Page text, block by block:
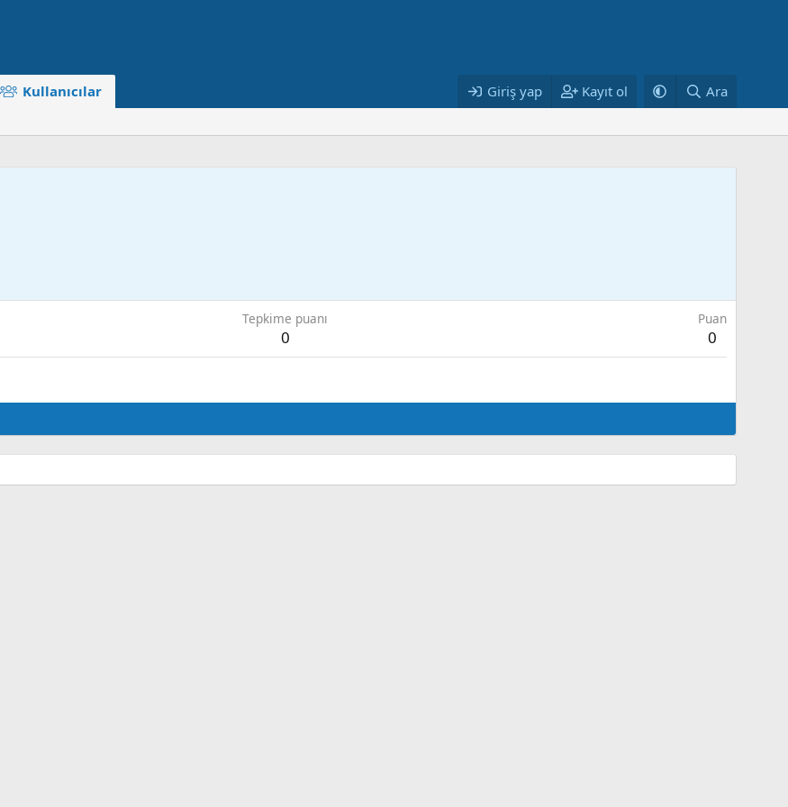
Kullanıcılar Giriş yap Kayıt ol Ara
Tepkime puanı
0
Puan
0